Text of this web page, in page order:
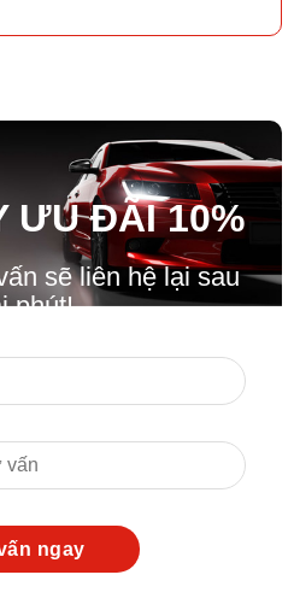
ƯU ĐÃI10%
sẽ liên hệ lại sau
phút!